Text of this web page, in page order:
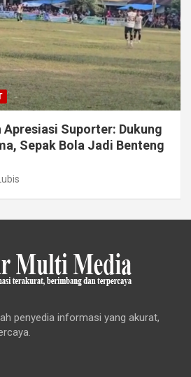
Apresiasi Suporter: Dukung
Sepak Bola Jadi Benteng
penyedia informasi yang akurat,